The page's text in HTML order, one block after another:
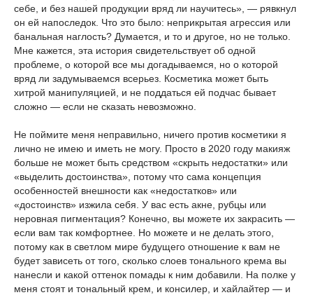
себе, и без нашей продукции вряд ли научитесь», — рявкнул
он ей напоследок. Что это было: неприкрытая агрессия или
банальная наглость? Думается, и то и другое, но не только.
Мне кажется, эта история свидетельствует об одной
проблеме, о которой все мы догадываемся, но о которой
вряд ли задумываемся всерьез. Косметика может быть
хитрой манипуляцией, и не поддаться ей подчас бывает
сложно — если не сказать невозможно.
Не поймите меня неправильно, ничего против косметики я
лично не имею и иметь не могу. Просто в 2020 году макияж
больше не может быть средством «скрыть недостатки» или
«выделить достоинства», потому что сама концепция
особенностей внешности как «недостатков» или
«достоинств» изжила себя. У вас есть акне, рубцы или
неровная пигментация? Конечно, вы можете их закрасить —
если вам так комфортнее. Но можете и не делать этого,
потому как в светлом мире будущего отношение к вам не
будет зависеть от того, сколько слоев тонального крема вы
нанесли и какой оттенок помады к ним добавили. На полке у
меня стоят и тональный крем, и консилер, и хайлайтер — и